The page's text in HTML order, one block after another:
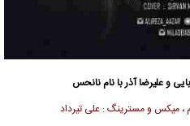
و علیرضا آذر با نام نانحس
، میکس و مسترینگ : علی تیرداد